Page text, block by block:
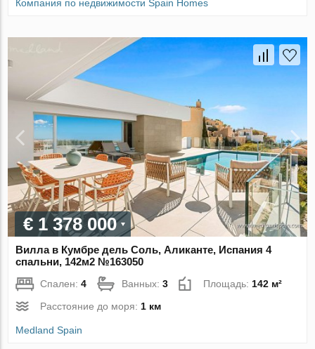
Компания по недвижимости Spain Homes
€ 1 378 000
Вилла в Кумбре дель Соль, Аликанте, Испания 4
спальни, 142м2 №163050
Спален:4 Ванных:3 Площадь: 142 м²
Расстояние до моря: 1 км
Medland Spain